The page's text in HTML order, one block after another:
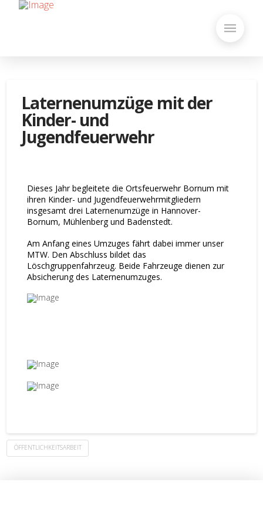
Laternenumzüge mit der
Kinder- und
Jugendfeuerwehr
Dieses Jahr begleitete die Ortsfeuerwehr Bornum mit
ihren Kinder- und Jugendfeuerwehrmitgliedern
insgesamt drei Laternenumzüge in Hannover-
Bornum, Mühlenberg und Badenstedt.
Am Anfang eines Umzuges fährt dabei immer unser
MTW. Den Abschluss bildet das
Löschgruppenfahrzeug. Beide Fahrzeuge dienen zur
Absicherung des Laternenumzuges.
ÖFFENTLICHKEITSARBEIT